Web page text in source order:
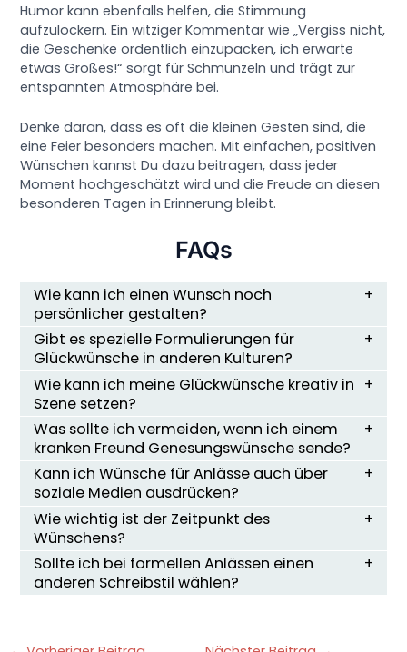
Humor kann ebenfalls helfen, die Stimmung
aufzulockern. Ein witziger Kommentar wie „Vergiss nicht,
die Geschenke ordentlich einzupacken, ich erwarte
etwas Großes!“ sorgt für Schmunzeln und trägt zur
entspannten Atmosphäre bei.
Denke daran, dass es oft die kleinen Gesten sind, die
eine Feier besonders machen. Mit einfachen, positiven
Wünschen kannst Du dazu beitragen, dass jeder
Moment hochgeschätzt wird und die Freude an diesen
besonderen Tagen in Erinnerung bleibt.
FAQs
Wie kann ich einen Wunsch noch
persönlicher gestalten?
Gibt es spezielle Formulierungen für
Glückwünsche in anderen Kulturen?
Wie kann ich meine Glückwünsche kreativ in
Szene setzen?
Was sollte ich vermeiden, wenn ich einem
kranken Freund Genesungswünsche sende?
Kann ich Wünsche für Anlässe auch über
soziale Medien ausdrücken?
Wie wichtig ist der Zeitpunkt des
Wünschens?
Sollte ich bei formellen Anlässen einen
anderen Schreibstil wählen?